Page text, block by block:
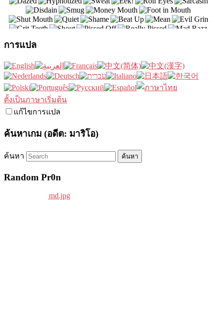
การแปล
ตั้งเป็นภาษาเริ่มต้น
แก้ไขการแปล
ค้นหาเกม (อดีต: มาริโอ)
ค้นหา
Random Pr0n